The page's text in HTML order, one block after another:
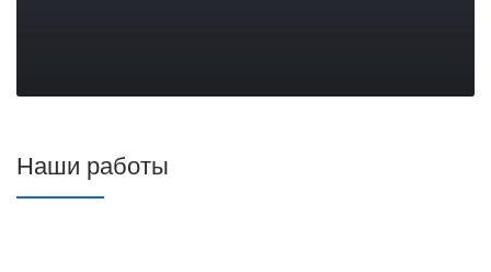
Наши работы